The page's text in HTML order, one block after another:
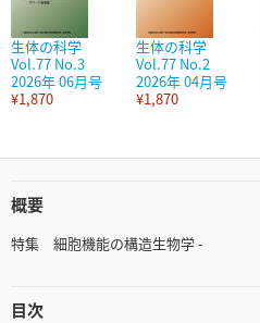
生体の科学
Vol.77 No.3
2026年 06月号
¥1,870
生体の科学
Vol.77 No.2
2026年 04月号
¥1,870
概要
特集 細胞機能の構造生物学 -
目次